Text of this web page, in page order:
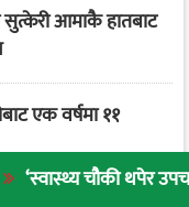
थपेर उपचार गर्नुभन्दा
आमाकै हातबाट
एक वर्षमा ११